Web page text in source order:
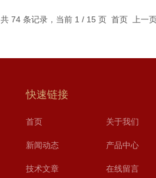
共 74 条记录，当前 1 / 15 页 首页 上一
快速链接
首页 关于我们
新闻动态 产品中心
技术文章 在线留言